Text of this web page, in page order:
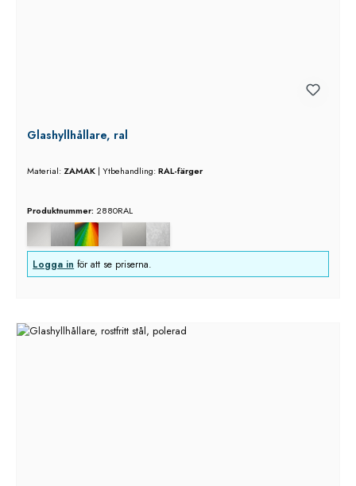
Glashyllhållare, ral
Material:ZAMAK | Ytbehandling:RAL-färger
Produktnummer: 2880RAL
Logga in för att se priserna.